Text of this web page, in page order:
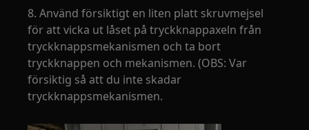
8. Använd försiktigt en liten platt skruvmejsel
för att vicka ut låset på tryckknappaxeln från
tryckknappsmekanismen och ta bort
tryckknappen och mekanismen. (OBS: Var
försiktig så att du inte skadar
tryckknappsmekanismen.